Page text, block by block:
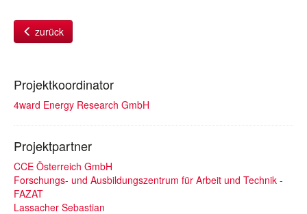
zurück
Projektkoordinator
4ward Energy Research GmbH
Projektpartner
CCE Österreich GmbH
Forschungs- und Ausbildungszentrum für Arbeit und Technik -
FAZAT
Lassacher Sebastian